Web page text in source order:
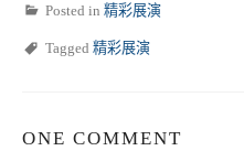
Posted in 精彩展演
Tagged 精彩展演
ONE COMMENT